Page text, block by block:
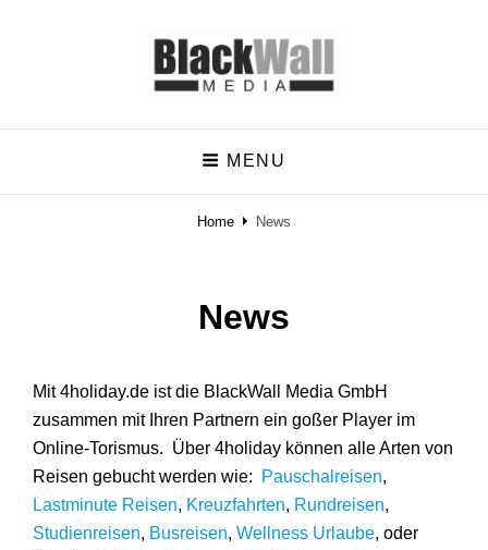
BlackWall-Media
Der Schritt in die richtige Richtung
MENU
Home News
News
Mit 4holiday.de ist die BlackWall Media GmbH
zusammen mit Ihren Partnern ein goßer Player im
Online-Torismus. Über 4holiday können alle Arten von
Reisen gebucht werden wie:
Pauschalreisen,
Lastminute Reisen, Kreuzfahrten, Rundreisen,
Studienreisen, Busreisen, Wellness Urlaube, oder